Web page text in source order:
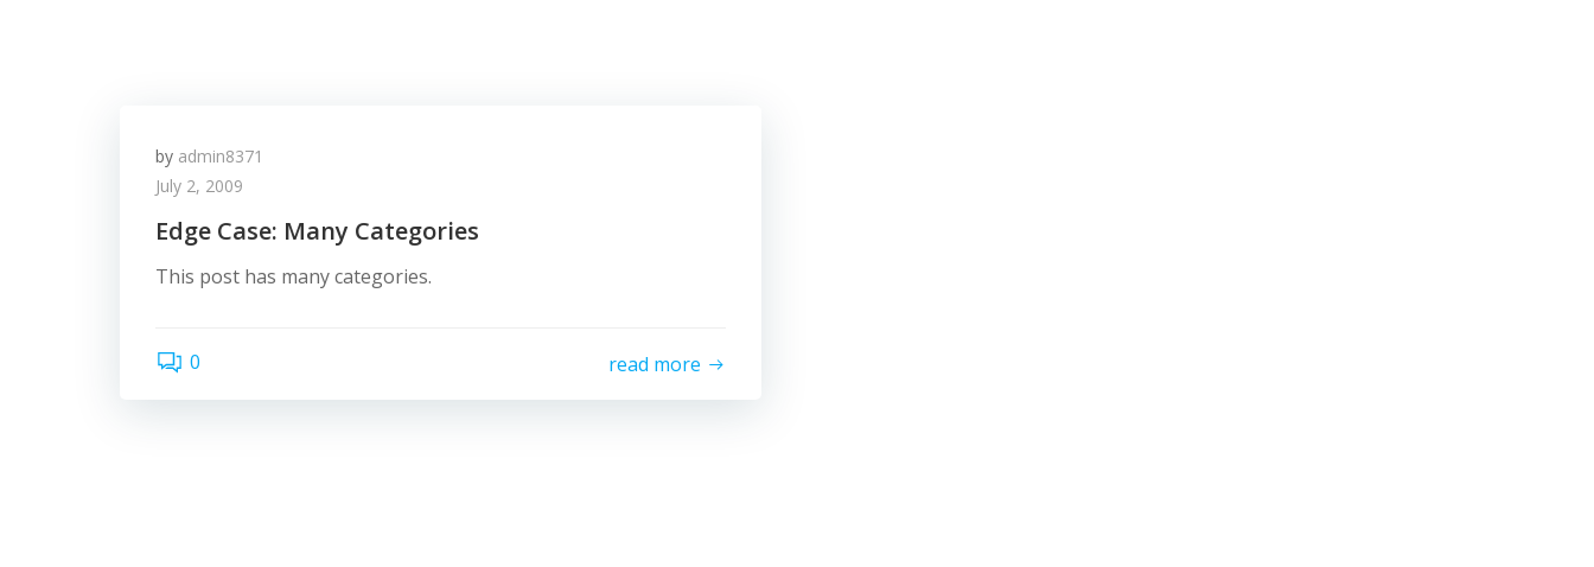
by admin8371
July 2, 2009
Edge Case: Many Categories
This post has many categories.
0 read more